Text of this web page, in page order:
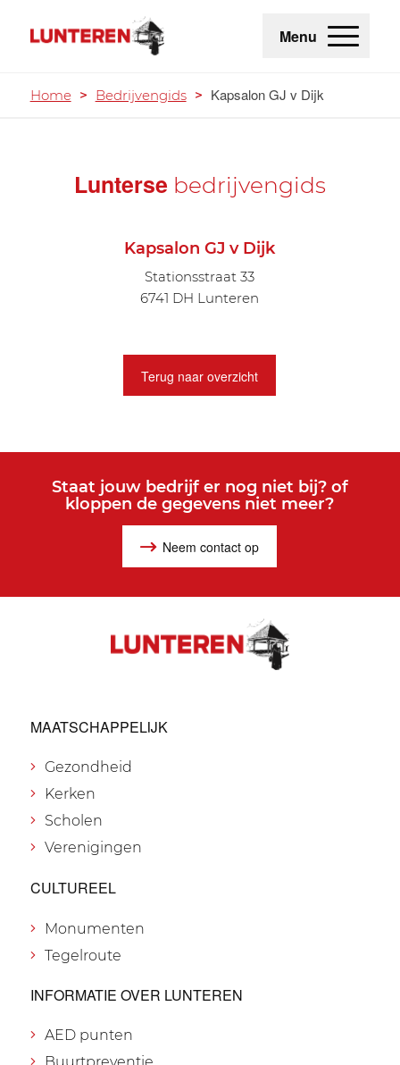
Menu
Home > Bedrijvengids > Kapsalon GJ v Dijk
Lunterse bedrijvengids
Kapsalon GJ v Dijk
Stationsstraat 33
6741 DH Lunteren
Terug naar overzicht
Staat jouw bedrijf er nog niet bij? of
kloppen de gegevens niet meer?
Neem contact op
MAATSCHAPPELIJK
Gezondheid
Kerken
Scholen
Verenigingen
CULTUREEL
Monumenten
Tegelroute
INFORMATIE OVER LUNTEREN
AED punten